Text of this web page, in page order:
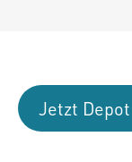
Jetzt